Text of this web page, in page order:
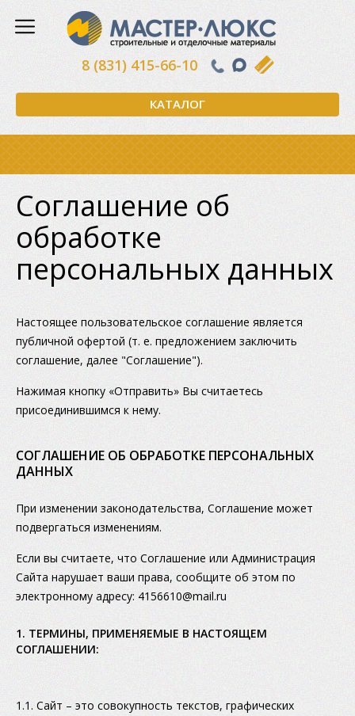
КАТАЛОГ
8 (831) 415-66-10
Соглашение об
обработке
персональных данных
Настоящее пользовательское соглашение является
публичной офертой (т. е. предложением заключить
соглашение, далее "Соглашение").
Нажимая кнопку «Отправить» Вы считаетесь
присоединившимся к нему.
СОГЛАШЕНИЕ ОБ ОБРАБОТКЕ ПЕРСОНАЛЬНЫХ
ДАННЫХ
При изменении законодательства, Соглашение может
подвергаться изменениям.
Если вы считаете, что Соглашение или Администрация
Сайта нарушает ваши права, сообщите об этом по
электронному адресу: 4156610@mail.ru
1. ТЕРМИНЫ, ПРИМЕНЯЕМЫЕ В НАСТОЯЩЕМ
СОГЛАШЕНИИ:
1.1. Сайт – это совокупность текстов, графических